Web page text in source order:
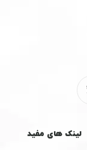
لینک های مفید